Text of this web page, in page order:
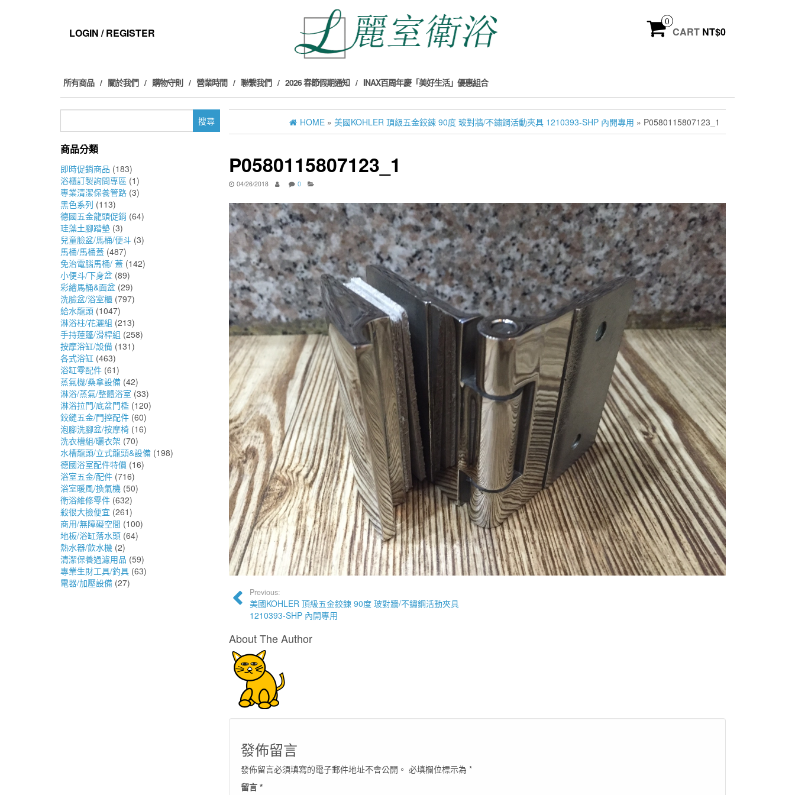
LOGIN / REGISTER
0
CART NT$0
所有商品 關於我們 購物守則 營業時間 聯繫我們 2026 春節假期通知 INAX百周年慶「美好生活」優惠組合
鍵
商品分類
即時促銷商品 (183)
浴櫃訂製詢問專區 (1)
專業清潔保養管路 (3)
黑色系列 (113)
德國五金龍頭促銷 (64)
珪藻土腳踏墊 (3)
兒童臉盆/馬桶/便斗 (3)
馬桶/馬桶蓋 (487)
免治電腦馬桶/ 蓋 (142)
小便斗/下身盆 (89)
彩繪馬桶&面盆 (29)
洗臉盆/浴室櫃 (797)
給水龍頭 (1047)
淋浴柱/花灑組 (213)
手持蓮蓬/滑桿組 (258)
按摩浴缸/設備 (131)
各式浴缸 (463)
浴缸零配件 (61)
蒸氣機/桑拿設備 (42)
淋浴/蒸氣/整體浴室 (33)
淋浴拉門/底盆門檻 (120)
鉸鏈五金/門控配件 (60)
泡腳洗腳盆/按摩椅 (16)
洗衣槽組/曬衣架 (70)
水槽龍頭/立式龍頭&設備 (198)
德國浴室配件特價 (16)
浴室五金/配件 (716)
浴室暖風/換氣機 (50)
衛浴維修零件 (632)
殺很大撿便宜 (261)
商用/無障礙空間 (100)
地板/浴缸落水頭 (64)
熱水器/飲水機 (2)
清潔保養過濾用品 (59)
專業生財工具/釣具 (63)
電器/加壓設備 (27)
HOME » 美國KOHLER 頂級五金鉸鍊 90度 玻對牆/不鏽鋼活動夾具 1210393-SHP 內開專用 » P0580115807123_1
P0580115807123_1
04/26/2018 0
Previous:
美國KOHLER 頂級五金鉸鍊 90度 玻對牆/不鏽鋼活動夾具
1210393-SHP 內開專用
About The Author
發佈留言
發佈留言必須填寫的電子郵件地址不會公開。 必填欄位標示為 *
留言 *